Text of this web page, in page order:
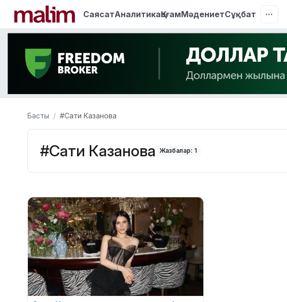
СаясатАналитикаҚоғамМәдениетСұқбат
Басты #Сати Казанова
#Сати Казанова Жазбалар: 1